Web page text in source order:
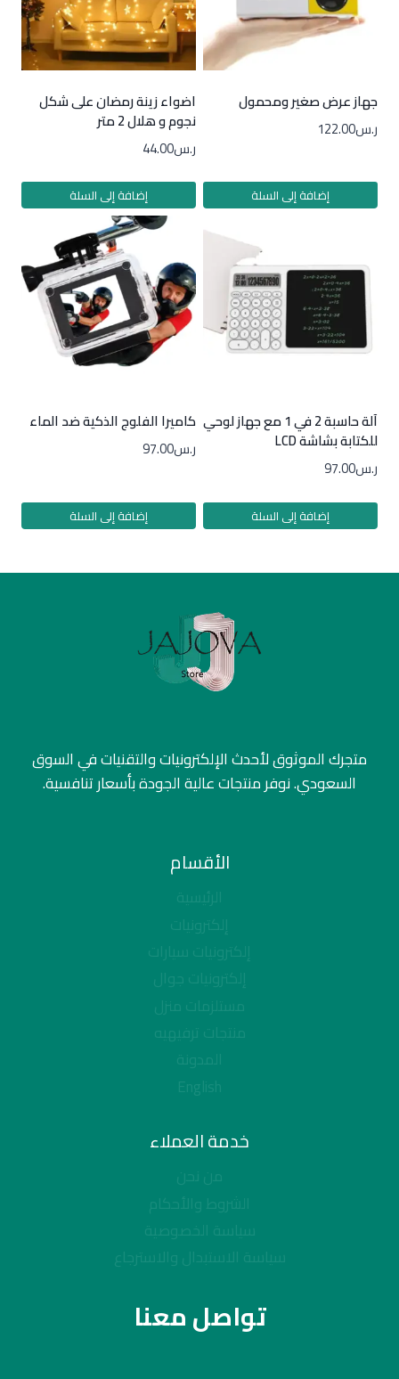
جهاز عرض صغير ومحمول
ر.س122.00
إضافة إلى السلة
اضواء زينة رمضان على شكل
نجوم و هلال 2 متر
ر.س44.00
إضافة إلى السلة
آلة حاسبة 2 في 1 مع جهاز لوحي
للكتابة بشاشة LCD
ر.س97.00
إضافة إلى السلة
كاميرا الفلوج الذكية ضد الماء
ر.س97.00
إضافة إلى السلة
متجرك الموثوق لأحدث الإلكترونيات والتقنيات في السوق
السعودي. نوفر منتجات عالية الجودة بأسعار تنافسية.
الأقسام
الرئيسية
إلكترونيات
إلكترونيات سيارات
إلكترونيات جوال
مستلزمات منزل
منتجات ترفيهيه
المدونة
English
خدمة العملاء
من نحن
الشروط والأحكام
سياسة الخصوصية
سياسة الاستبدال والاسترجاع
تواصل معنا